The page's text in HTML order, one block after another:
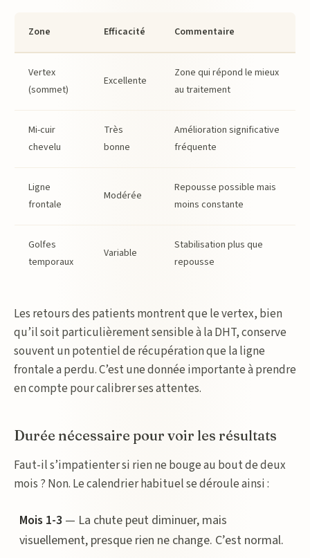
Zone Efficacité Commentaire
Vertex
(sommet)
Excellente
Zone qui répond le mieux
au traitement
Mi-cuir
chevelu
Très
bonne
Amélioration significative
fréquente
Ligne
frontale
Modérée
Repousse possible mais
moins constante
Golfes
temporaux
Variable
Stabilisation plus que
repousse
Les retours des patients montrent que le vertex, bien
qu’il soit particulièrement sensible à la DHT, conserve
souvent un potentiel de récupération que la ligne
frontale a perdu. C’est une donnée importante à prendre
en compte pour calibrer ses attentes.
Durée nécessaire pour voir les résultats
Faut-il s’impatienter si rien ne bouge au bout de deux
mois ? Non. Le calendrier habituel se déroule ainsi :
Mois 1-3 — La chute peut diminuer, mais
visuellement, presque rien ne change. C’est normal.